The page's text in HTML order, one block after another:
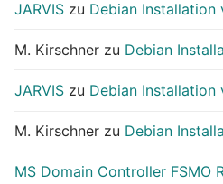
JARVIS zu Debian Installation
M. Kirschner zu Debian
JARVIS zu Debian Installation
M. Kirschner zu Debian
MS Domain Controller FSMO